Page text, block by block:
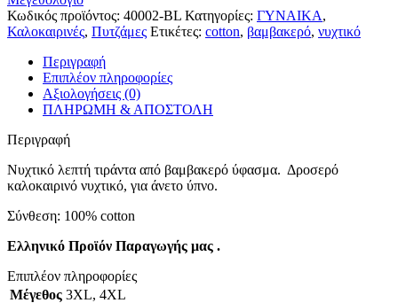
Κωδικός προϊόντος: 40002-BL Κατηγορίες: ΓΥΝΑΙΚΑ,
Καλοκαιρινές, Πυτζάμες Ετικέτες: cotton, βαμβακερό, νυχτικό
Περιγραφή
Επιπλέον πληροφορίες
Αξιολογήσεις (0)
ΠΛΗΡΩΜΗ & ΑΠΟΣΤΟΛΗ
Περιγραφή
Νυχτικό λεπτή τιράντα από βαμβακερό ύφασμα. Δροσερό
καλοκαιρινό νυχτικό, για άνετο ύπνο.
Σύνθεση: 100% cotton
Ελληνικό Προϊόν Παραγωγής μας .
Επιπλέον πληροφορίες
Μέγεθος 3XL, 4XL